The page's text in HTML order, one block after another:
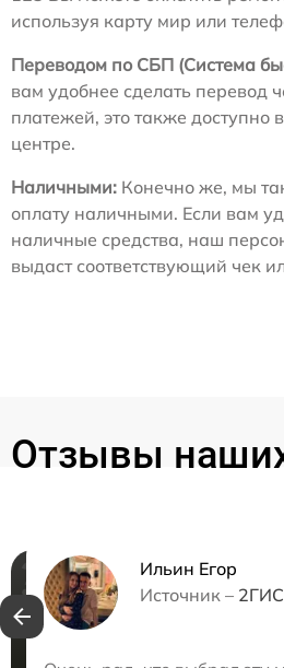
используя карту мир или
Переводом по СБП (Система
вам удобнее сделать перевод
платежей, это также доступно
центре.
Наличными: Конечно же, мы
оплату наличными. Если вам
наличные средства, наш
выдаст соответствующий чек
Отзывы
Ильин Егор
Источник – 2ГИС
Нужна